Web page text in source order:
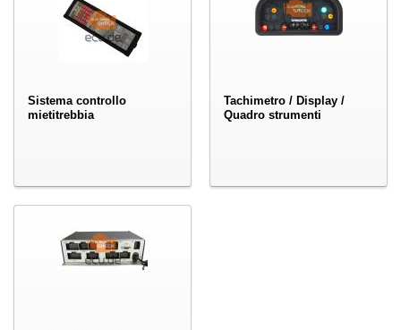
Sistema controllo
mietitrebbia
Tachimetro / Display /
Quadro strumenti